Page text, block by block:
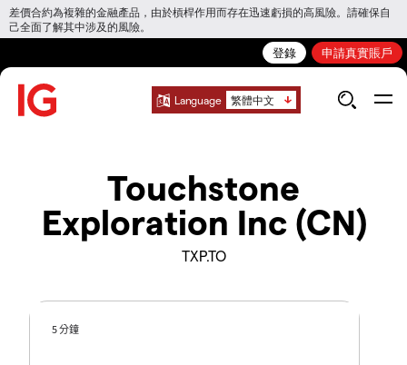
差價合約為複雜的金融產品，由於槓桿作用而存在迅速虧損的高風險。請確保自
己全面了解其中涉及的風險。
登錄 申請真實賬戶
Language 繁體中文
Touchstone
Exploration Inc (CN)
TXP.TO
5 分鐘